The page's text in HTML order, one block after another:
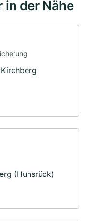
in der Nähe
(Hunsrück)